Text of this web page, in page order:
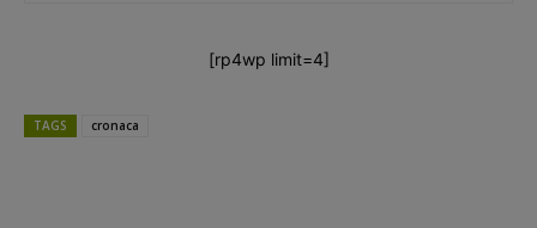
[rp4wp limit=4]
TAGS cronaca